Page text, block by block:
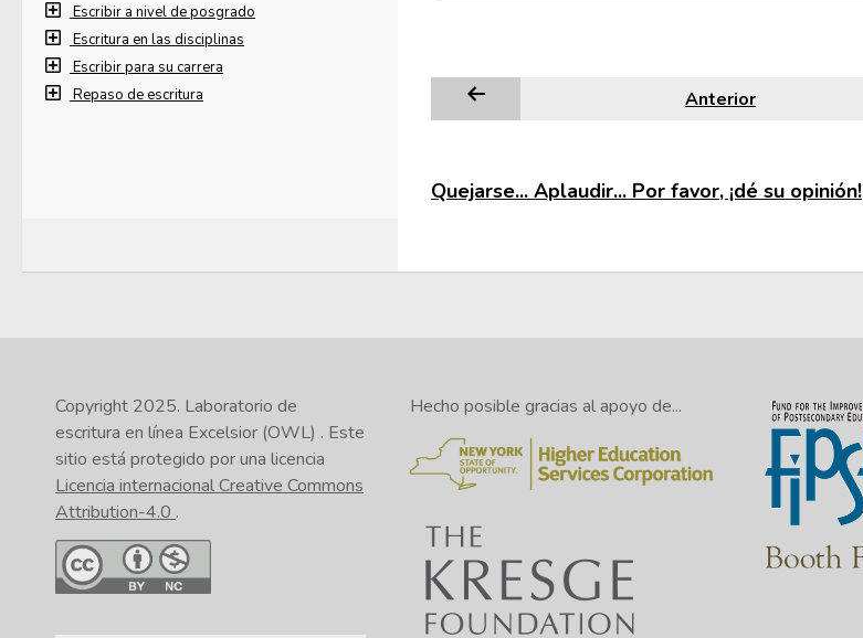
Anterior
Quejarse... Aplaudir... Por favor, ¡dé su opinión!
Escribir a nivel de posgrado
Escritura en las disciplinas
Escribir para su carrera
Repaso de escritura
Copyright 2025. Laboratorio de
escritura en línea Excelsior (OWL) . Este
sitio está protegido por una licencia
Licencia internacional Creative Commons
Attribution-4.0 .
Hecho posible gracias al apoyo de...